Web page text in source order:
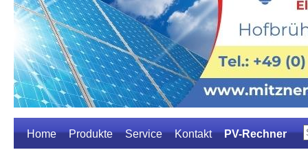
Home Produkte Service Kontakt PV-Rechner